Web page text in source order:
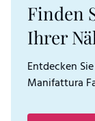
Finden
Ihrer
Entdecken
Manifattura